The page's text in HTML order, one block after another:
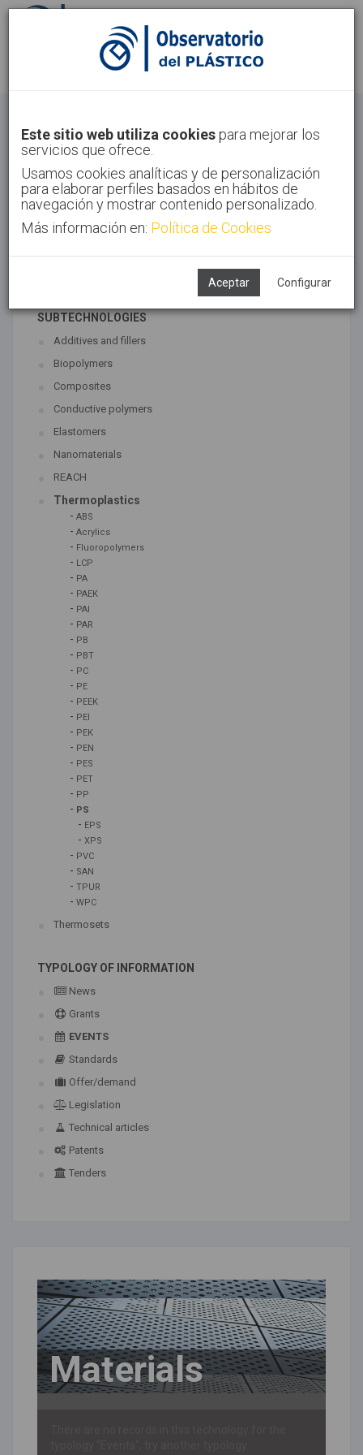
Sign in Sign up
Home Technologies Materials
Este sitio web utiliza cookies para mejorar los
servicios que ofrece.
Usamos cookies analíticas y de personalización
para elaborar perfiles basados en hábitos de
navegación y mostrar contenido personalizado.
Más información en: Política de Cookies
Aceptar Configurar
ASSOCIATED TECHNOLOGIES
SUBTECHNOLOGIES
Additives and fillers
Biopolymers
Composites
Conductive polymers
Elastomers
Nanomaterials
REACH
Thermoplastics
- ABS
- Acrylics
- Fluoropolymers
- LCP
- PA
- PAEK
- PAI
- PAR
- PB
- PBT
- PC
- PE
- PEEK
- PEI
- PEK
- PEN
- PES
- PET
- PP
- PS
- EPS
- XPS
- PVC
- SAN
- TPUR
- WPC
Thermosets
TYPOLOGY OF INFORMATION
News
Grants
EVENTS
Standards
Offer/demand
Legislation
Technical articles
Patents
Tenders
Materials